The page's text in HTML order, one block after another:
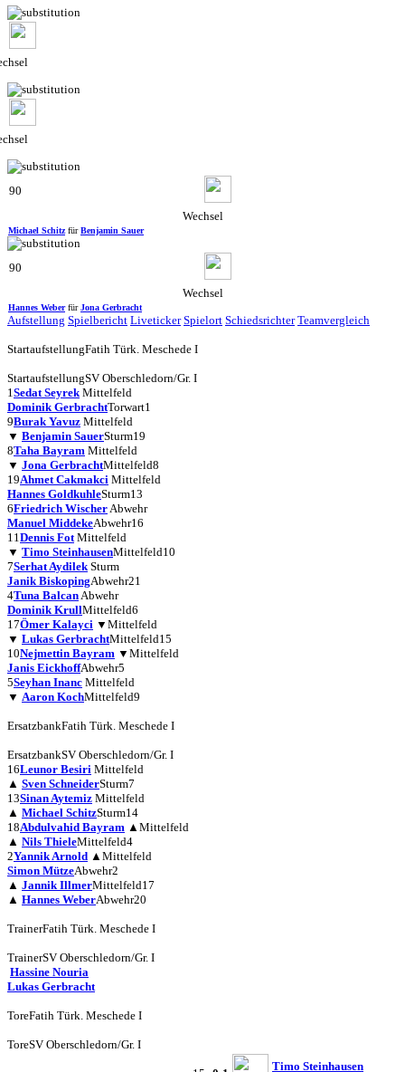
90
Wechsel
Michael SchitzfürBenjamin Sauer
90
Wechsel
Hannes WeberfürJona Gerbracht
Aufstellung Spielbericht Liveticker Spielort Schiedsrichter Teamvergleich
StartaufstellungFatih Türk. Meschede I
StartaufstellungSV Oberschledorn/Gr. I
1Sedat Seyrek Mittelfeld
Dominik GerbrachtTorwart1
9Burak Yavuz Mittelfeld
▼ Benjamin SauerSturm19
8Taha Bayram Mittelfeld
▼ Jona GerbrachtMittelfeld8
19Ahmet Cakmakci Mittelfeld
Hannes GoldkuhleSturm13
6Friedrich WischerAbwehr
Manuel MiddekeAbwehr16
11Dennis Fot Mittelfeld
▼ Timo SteinhausenMittelfeld10
7Serhat Aydilek Sturm
Janik BiskopingAbwehr21
4Tuna BalcanAbwehr
Dominik KrullMittelfeld6
17Ömer Kalayci ▼ Mittelfeld
▼ Lukas GerbrachtMittelfeld15
10Nejmettin Bayram ▼ Mittelfeld
Janis EickhoffAbwehr5
5Seyhan Inanc Mittelfeld
▼ Aaron KochMittelfeld9
ErsatzbankFatih Türk. Meschede I
ErsatzbankSV Oberschledorn/Gr. I
16Leunor Besiri Mittelfeld
▲ Sven SchneiderSturm7
13Sinan Aytemiz Mittelfeld
▲ Michael SchitzSturm14
18Abdulvahid Bayram ▲ Mittelfeld
▲ Nils ThieleMittelfeld4
2Yannik Arnold ▲ Mittelfeld
Simon MützeAbwehr2
▲ Jannik IllmerMittelfeld17
▲ Hannes WeberAbwehr20
TrainerFatih Türk. Meschede I
TrainerSV Oberschledorn/Gr. I
Hassine Nouria
Lukas Gerbracht
ToreFatih Türk. Meschede I
ToreSV Oberschledorn/Gr. I
Timo Steinhausen